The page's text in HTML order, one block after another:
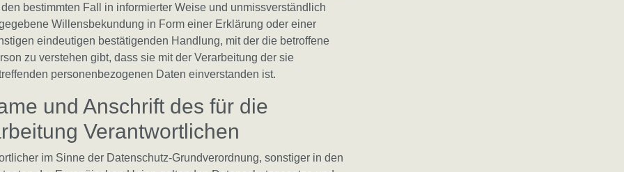
den bestimmten Fall in informierter Weise und unmissverständlich
Willensbekundung in Form einer Erklärung oder einer
eindeutigen bestätigenden Handlung, mit der die betroffene
zu verstehen gibt, dass sie mit der Verarbeitung der sie
personenbezogenen Daten einverstanden ist.
und Anschrift des für die
Verantwortlichen
im Sinne der Datenschutz-Grundverordnung, sonstiger in den